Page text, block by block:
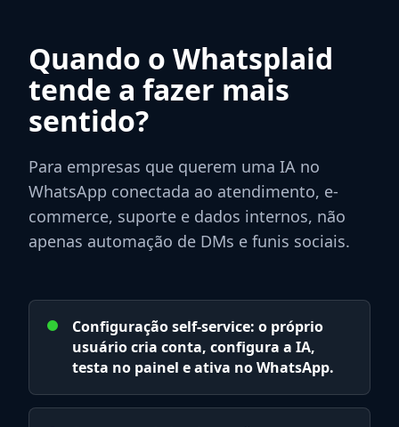
Quando o Whatsplaid
tende a fazer mais
sentido?
Para empresas que querem uma IA no
WhatsApp conectada ao atendimento, e-
commerce, suporte e dados internos, não
apenas automação de DMs e funis sociais.
Configuração self-service: o próprio
usuário cria conta, configura a IA,
testa no painel e ativa no WhatsApp.